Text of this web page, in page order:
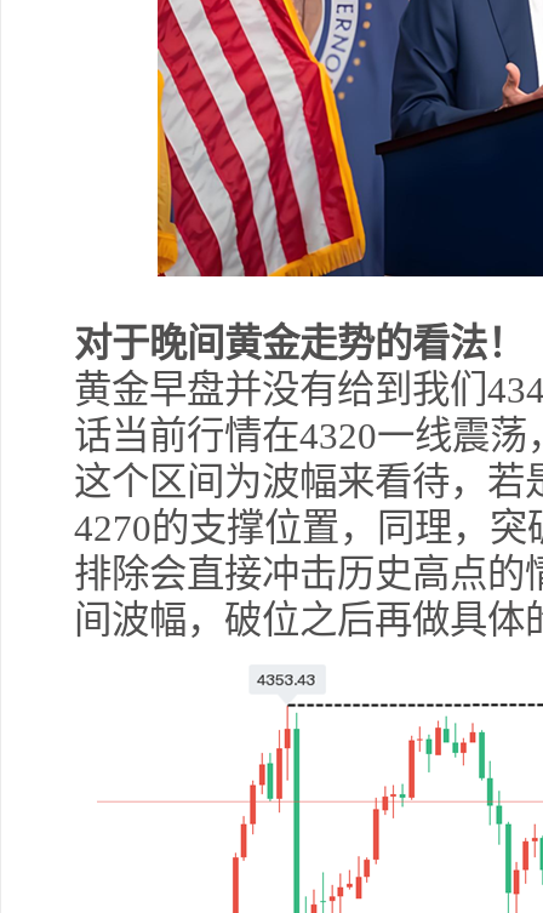
对于晚间黄金走势的看法！
黄金早盘并没有给到我们
话当前行情在4320一线震
这个区间为波幅来看待，若
4270的支撑位置，同理，
排除会直接冲击历史高点
间波幅，破位之后再做具体